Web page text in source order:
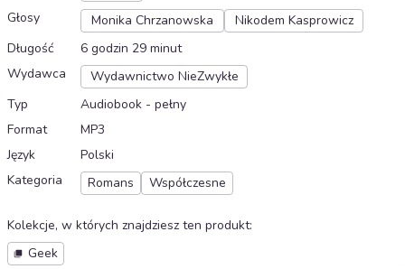
Głosy
Monika Chrzanowska
Nikodem Kasprowicz
Długość
6 godzin 29 minut
Wydawca
Wydawnictwo NieZwykłe
Typ
Audiobook - pełny
Format
MP3
Język
Polski
Kategoria
Romans Współczesne
Kolekcje, w których znajdziesz ten produkt:
Geek